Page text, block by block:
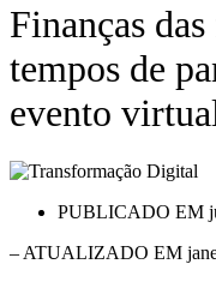
Finanças
tempos de
evento
PUBLICADO EM
– ATUALIZADO EM